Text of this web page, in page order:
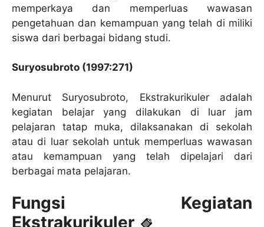
memperkaya dan memperluas wawasan
pengetahuan dan kemampuan yang telah di miliki
siswa dari berbagai bidang studi.
Suryosubroto (1997:271)
Menurut Suryosubroto, Ekstrakurikuler adalah
kegiatan belajar yang dilakukan di luar jam
pelajaran tatap muka, dilaksanakan di sekolah
atau di luar sekolah untuk memperluas wawasan
atau kemampuan yang telah dipelajari dari
berbagai mata pelajaran.
Fungsi Kegiatan
Ekstrakurikuler